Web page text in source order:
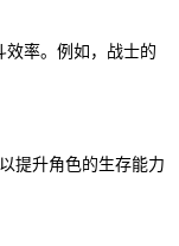
效率。例如，战士的
提升角色的生存能力